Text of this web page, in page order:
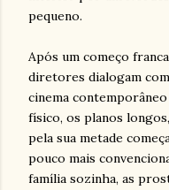
pequeno.
Após um começo
diretores dialogam
cinema
físico, os planos
pela sua metade
pouco mais
família sozinha, as